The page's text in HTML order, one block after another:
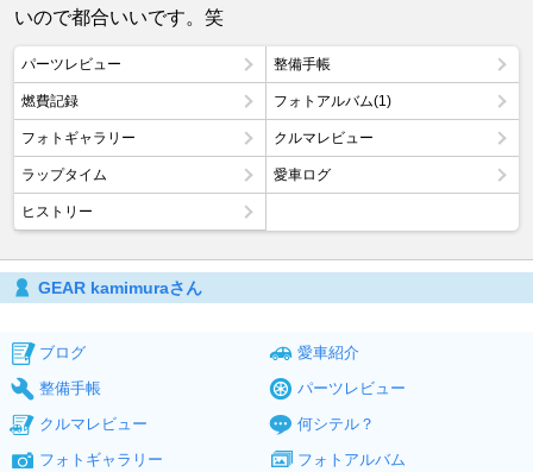
いので都合いいです。笑
パーツレビュー 整備手帳
燃費記録 フォトアルバム(1)
フォトギャラリー クルマレビュー
ラップタイム 愛車ログ
ヒストリー
GEAR kamimuraさん
ブログ
愛車紹介
整備手帳
パーツレビュー
クルマレビュー
何シテル？
フォトギャラリー
フォトアルバム